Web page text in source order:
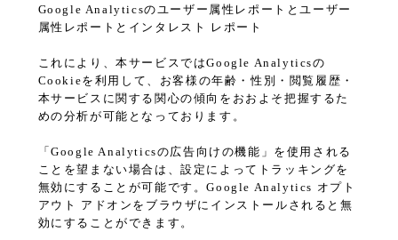
Google Analyticsのユーザー属性レポートとユーザー
属性レポートとインタレスト レポート
これにより、本サービスではGoogle Analyticsの
Cookieを利用して、お客様の年齢・性別・閲覧履歴・
本サービスに関する関心の傾向をおおよそ把握するた
めの分析が可能となっております。
「Google Analyticsの広告向けの機能」を使用される
ことを望まない場合は、設定によってトラッキングを
無効にすることが可能です。Google Analytics オプト
アウト アドオンをブラウザにインストールされると無
効にすることができます。